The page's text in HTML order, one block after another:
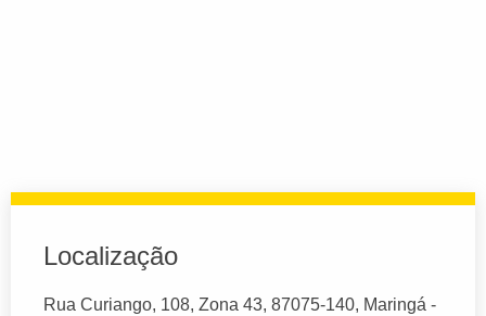
Localização
Rua Curiango, 108, Zona 43, 87075-140, Maringá -